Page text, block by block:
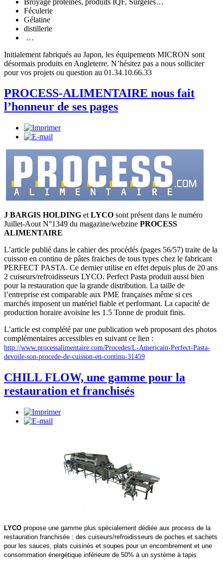
Féculerie
Gélatine
distillerie
…
Initialement fabriqués au Japon, les équipements MICRON sont
désormais produits en Angleterre. N’hésitez pas a nous solliciter
pour vos projets ou question au 01.34.10.66.33
PROCESS-ALIMENTAIRE nous fait
l’honneur de ses pages
J BARGIS HOLDING et LYCO sont présent dans le numéro
Juillet-Aout N°1349 du magazine/webzine PROCESS
ALIMENTAIRE
L’article publié dans le cahier des procédés (pages 56/57) traite de la
cuisson en continu de pâtes fraiches de tous types chez le fabricant
PERFECT PASTA. Ce dernier utilise en effet depuis plus de 20 ans
2 cuiseurs/refroidisseurs LYCO. Perfect Pasta produit aussi bien
pour la restauration que la grande distribution. La taille de
l’entreprise est comparable aux PME françaises même si ces
marchés imposent un matériel fiable et performant. La capacité de
production horaire avoisine les 1.5 Tonne de produit finis.
L’article est complété par une publication web proposant des photos
complémentaires accessibles en suivant ce lien :
http://www.processalimentaire.com/Procedes/L-Americain-Perfect-Pasta-
devoile-son-procede-de-cuisson-en-continu-31459
CHILL FLOW, une gamme pour la
restauration et franchisés
LYCO propose une gamme plus spécialement dédiée aux process de la
restauration franchisée : des cuiseurs/refroidisseurs de poches et sachets
pour les sauces, plats cuisinés et soupes pour un encombrement et une
consommation énergétique inférieure de 50% à un système à tapis.